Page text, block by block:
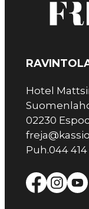
Hotel
02230
Puh.044